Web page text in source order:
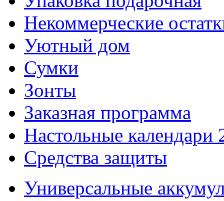
Некоммерческие
Уютный дом
Сумки
Зонты
Заказная программа
Настольные календари
Средства защиты
Универсальные